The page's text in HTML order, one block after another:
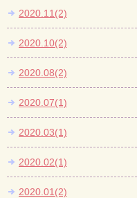
2020.11(2)
2020.10(2)
2020.08(2)
2020.07(1)
2020.03(1)
2020.02(1)
2020.01(2)